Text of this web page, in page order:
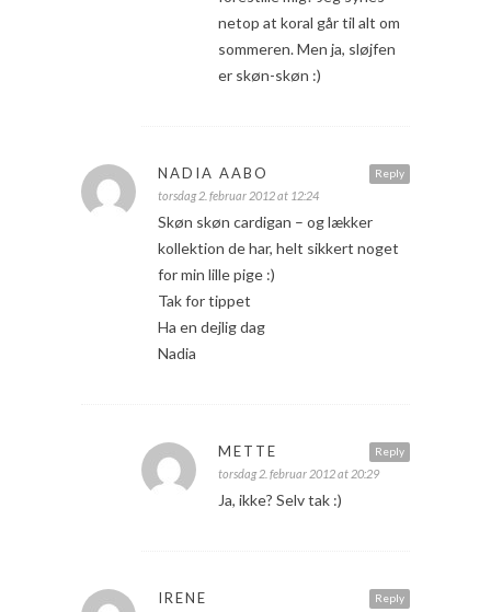
netop at koral går til alt om
sommeren. Men ja, sløjfen
er skøn-skøn :)
Reply
NADIA AABO
torsdag 2. februar 2012 at 12:24
Skøn skøn cardigan – og lækker
kollektion de har, helt sikkert noget
for min lille pige :)
Tak for tippet
Ha en dejlig dag
Nadia
Reply
METTE
torsdag 2. februar 2012 at 20:29
Ja, ikke? Selv tak :)
Reply
IRENE